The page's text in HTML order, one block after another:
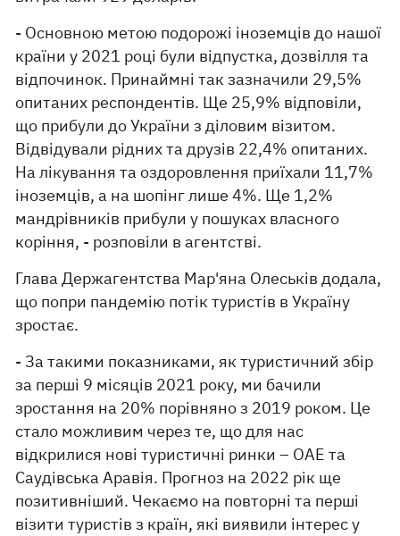
- Основною метою подорожі іноземців до нашої
країни у 2021 році були відпустка, дозвілля та
відпочинок. Принаймні так зазначили 29,5%
опитаних респондентів. Ще 25,9% відповіли,
що прибули до України з діловим візитом.
Відвідували рідних та друзів 22,4% опитаних.
На лікування та оздоровлення приїхали 11,7%
іноземців, а на шопінг лише 4%. Ще 1,2%
мандрівників прибули у пошуках власного
коріння, - розповіли в агентстві.
Глава Держагентства Мар'яна Олеськів додала,
що попри пандемію потік туристів в Україну
зростає.
- За такими показниками, як туристичний збір
за перші 9 місяців 2021 року, ми бачили
зростання на 20% порівняно з 2019 роком. Це
стало можливим через те, що для нас
відкрилися нові туристичні ринки – ОАЕ та
Саудівська Аравія. Прогноз на 2022 рік ще
позитивніший. Чекаємо на повторні та перші
візити туристів з країн, які виявили інтерес у